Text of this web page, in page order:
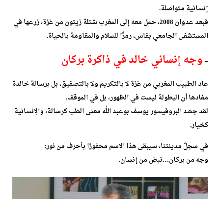
إنسانية متواصلة.
فبعد عدوان 2008، حمل معه إلى المغرب شتلة زيتون من غزة، زرعها في
المستشفى الجامعي بفاس، رمزًا للسلام والمقاومة بالحياة.
–وجه إنساني خالد في ذاكرة بركان
عاد الطبيب المغربي من غزة لا بالتكريم ولا بالتصفيق، بل برسالة خالدة
مفادها أن البطولة ليست في الظهور، بل في الموقف.
لقد جسّد البروفيسور يوسف بوعبد الله معنى الطب كرسالة، والإنسانية
كخيار.
في سجلّ مدينتنا، سيبقى هذا الاسم محفورًا بأحرف من نور:
وجه من بركان…نبض من إنسان.